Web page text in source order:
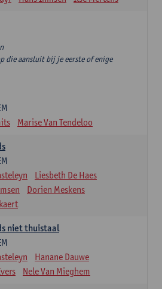
die aansluit bij je eerste of enige
Marise Van Tendeloo
Liesbeth De Haes
Dorien Meskens
niet thuistaal
Hanane Dauwe
Nele Van Mieghem